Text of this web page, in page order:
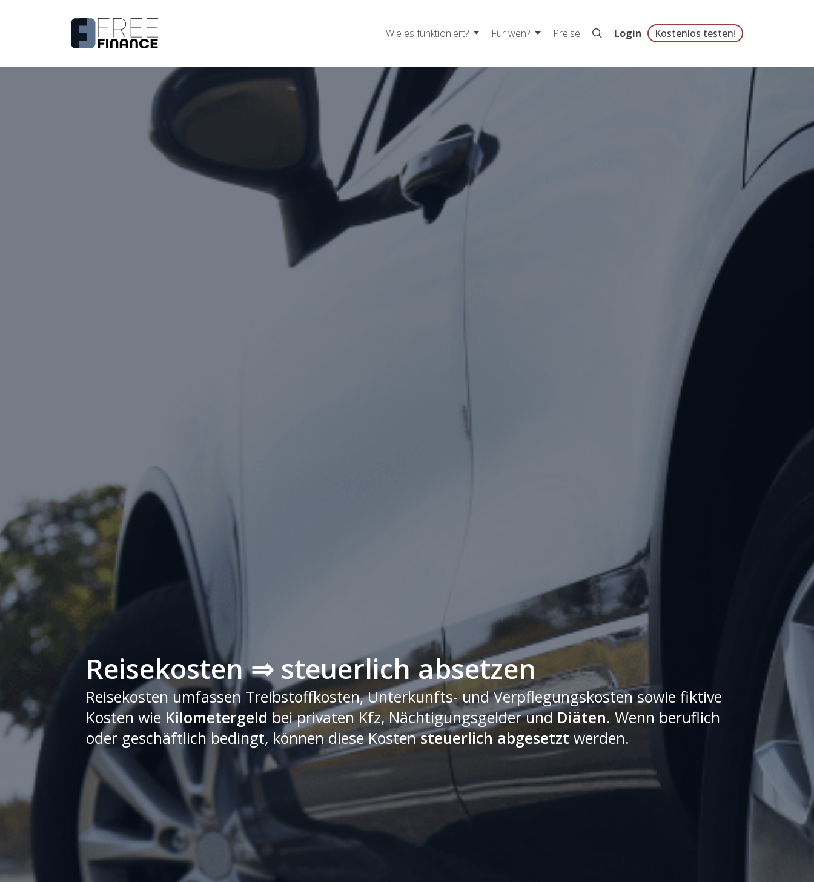
Wie es funktioniert? Für wen? Preise Login Kostenlos testen!
Reisekosten ⇒ steuerlich absetzen
Reisekosten umfassen Treibstoffkosten, Unterkunfts- und Verpflegungskosten sowie fiktive
Kosten wie Kilometergeld bei privaten Kfz, Nächtigungsgelder undDiäten. Wenn beruflich
oder geschäftlich bedingt, können diese Kostensteuerlich abgesetzt werden.